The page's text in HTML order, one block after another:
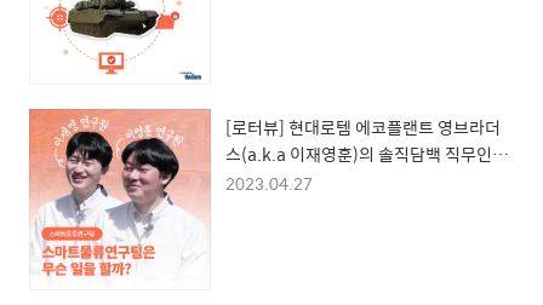
[로터뷰] 현대로템 에코플랜트 영브라더
스(a.k.a 이재영훈)의 솔직담백 직무인터
뷰 Time (스마트물류연구원편)
2023.04.27